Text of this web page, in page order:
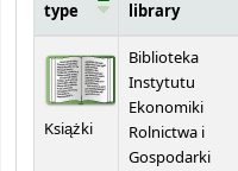
type
library
Książki
Biblioteka
Instytutu
Ekonomiki
Rolnictwa i
Gospodarki